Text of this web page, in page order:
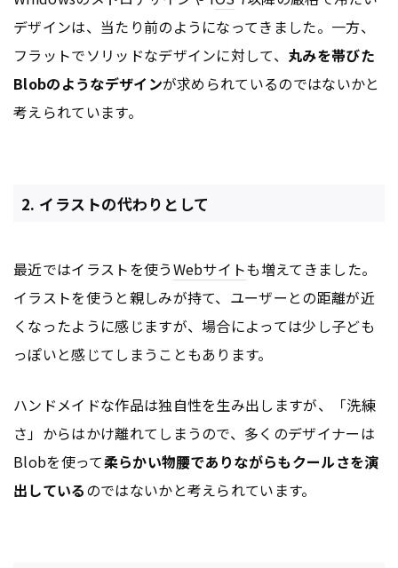
デザインは、当たり前のようになってきました。一方、
フラットでソリッドなデザインに対して、 丸みを帯びた
Blobのようなデザインが求められているのではないかと
考えられています。
2. イラストの代わりとして
最近ではイラストを使うWebサイトも増えてきました。
イラストを使うと親しみが持て、ユーザーとの距離が近
くなったように感じますが、場合によっては少し子ども
っぽいと感じてしまうこともあります。
ハンドメイドな作品は独自性を生み出しますが、「洗練
さ」からはかけ離れてしまうので、多くのデザイナーは
Blobを使って柔らかい物腰でありながらもクールさを演
出しているのではないかと考えられています。